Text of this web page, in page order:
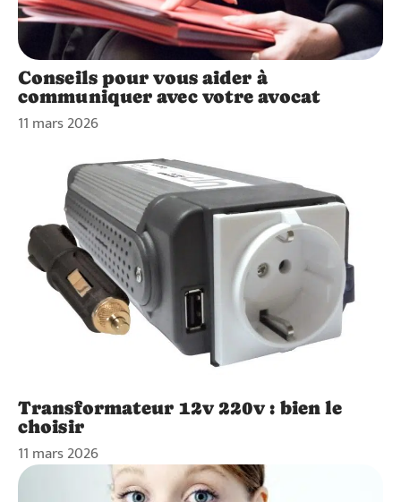
Conseils pour vous aider à
communiquer avec votre avocat
11 mars 2026
Transformateur 12v 220v : bien le
choisir
11 mars 2026